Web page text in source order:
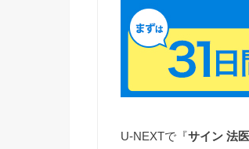
U-NEXTで『サイン 法